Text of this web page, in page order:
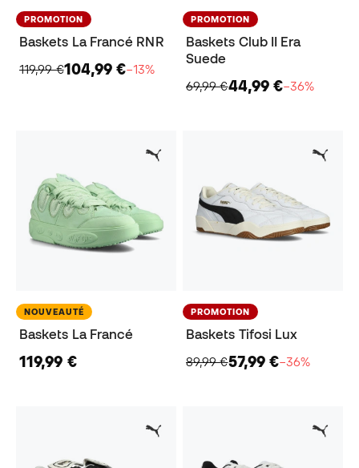
PROMOTION
Baskets La Francé RNR
119,99 €104,99 €−13%
PROMOTION
Baskets Club II Era
Suede
69,99 €44,99 €−36%
NOUVEAUTÉ
Baskets La Francé
119,99 €
PROMOTION
Baskets Tifosi Lux
89,99 €57,99 €−36%